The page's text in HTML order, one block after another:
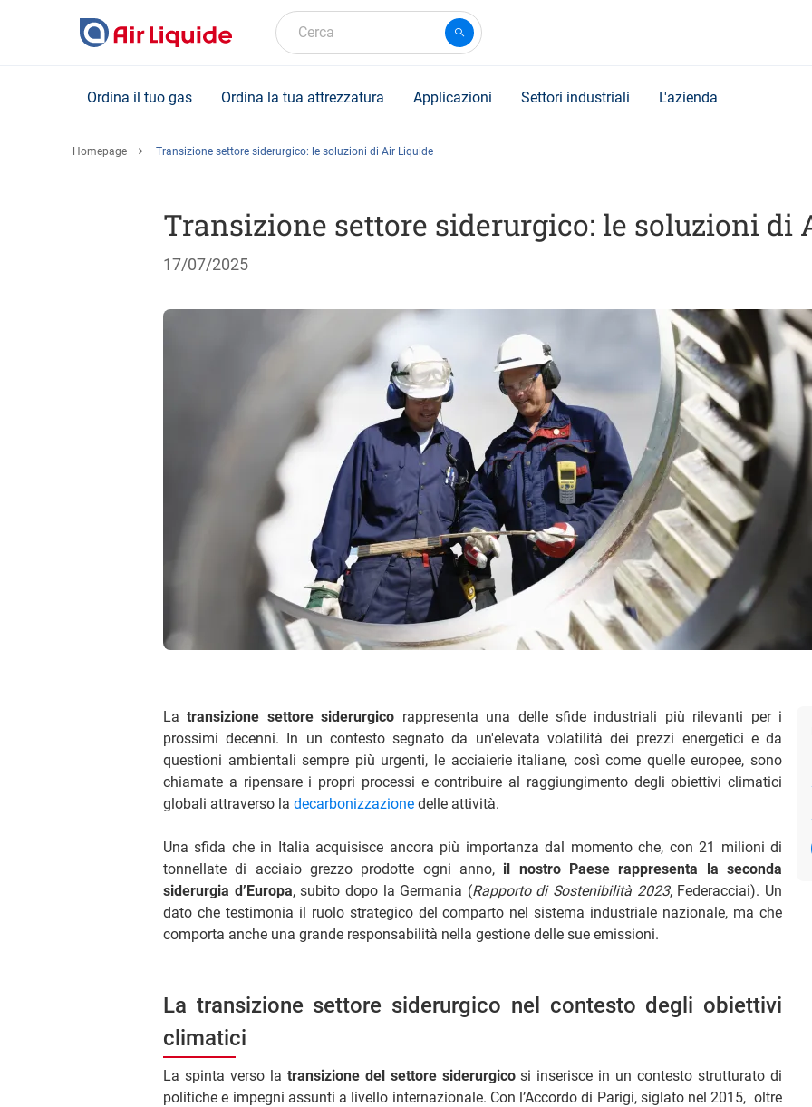
Cerca
Ordina il tuo gas Ordina la tua attrezzatura Applicazioni Settori industriali L'azienda
Homepage Transizione settore siderurgico: le soluzioni di Air Liquide
Transizione settore siderurgico: le soluzioni di
17/07/2025
Latransizione settore siderurgico rappresenta una delle sfide industriali più rilevanti per i
prossimi decenni. In un contesto segnato da un'elevata volatilità dei prezzi energetici e da
questioni ambientali sempre più urgenti, le acciaierie italiane, così come quelle europee, sono
chiamate a ripensare i propri processi e contribuire al raggiungimento degli obiettivi climatici
globali attraverso la decarbonizzazione delle attività.
Una sfida che in Italia acquisisce ancora più importanza dal momento che, con 21 milioni di
tonnellate di acciaio grezzo prodotte ogni anno, il nostro Paese rappresenta la seconda
siderurgia d’Europa, subito dopo la Germania (Rapporto di Sostenibilità 2023, Federacciai). Un
dato che testimonia il ruolo strategico del comparto nel sistema industriale nazionale, ma che
comporta anche una grande responsabilità nella gestione delle sue emissioni.
La transizione settore siderurgico nel contesto degli obiettivi
climatici
La spinta verso la transizione del settore siderurgicosi inserisce in un contesto strutturato di
politiche e impegni assunti a livello internazionale. Con l’Accordo di Parigi, siglato nel 2015, oltre